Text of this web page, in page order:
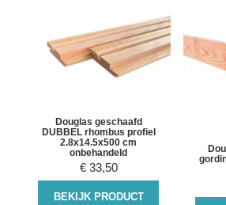
Douglas geschaafd
DUBBEL rhombus profiel
2.8x14.5x500 cm
onbehandeld
€ 33,50
BEKIJK PRODUCT